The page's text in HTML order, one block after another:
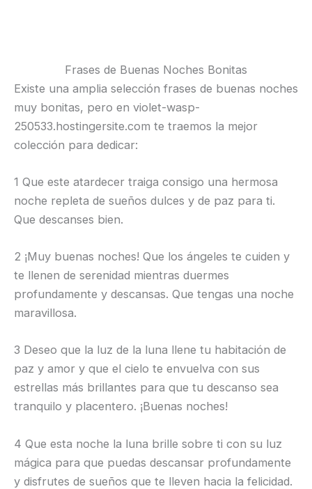
Frases de Buenas Noches Bonitas
Existe una amplia selección frases de buenas noches
muy bonitas, pero en violet-wasp-
250533.hostingersite.com te traemos la mejor
colección para dedicar:
1 Que este atardecer traiga consigo una hermosa
noche repleta de sueños dulces y de paz para ti.
Que descanses bien.
2 ¡Muy buenas noches! Que los ángeles te cuiden y
te llenen de serenidad mientras duermes
profundamente y descansas. Que tengas una noche
maravillosa.
3 Deseo que la luz de la luna llene tu habitación de
paz y amor y que el cielo te envuelva con sus
estrellas más brillantes para que tu descanso sea
tranquilo y placentero. ¡Buenas noches!
4 Que esta noche la luna brille sobre ti con su luz
mágica para que puedas descansar profundamente
y disfrutes de sueños que te lleven hacia la felicidad.